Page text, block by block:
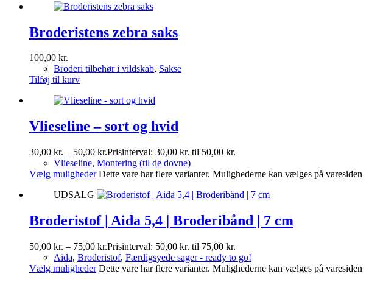
Broderistens zebra saks
100,00 kr.
Broderi tilbehør i vildskab, Sakse
Tilføj til kurv
Vlieseline – sort og hvid
30,00 kr. – 50,00 kr.Prisinterval: 30,00 kr. til 50,00 kr.
Vlieseline, Montering (til de dovne)
Vælg muligheder Dette vare har flere varianter. Mulighederne kan vælges på varesiden
UDSALG
Broderistof | Aida 5,4 | Broderibånd | 7 cm
50,00 kr. – 75,00 kr.Prisinterval: 50,00 kr. til 75,00 kr.
Aida, Broderistof, Færdigsyede sager - ready to go!
Vælg muligheder Dette vare har flere varianter. Mulighederne kan vælges på varesiden